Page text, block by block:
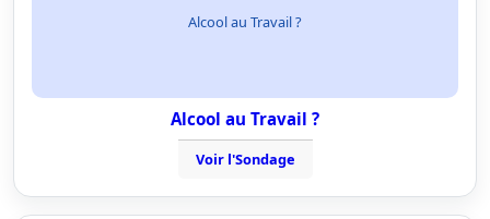
Alcool au Travail ?
Alcool au Travail ?
Voir l'Sondage